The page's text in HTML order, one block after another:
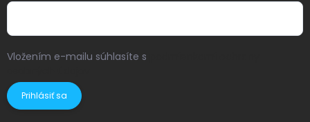
Vložením e-mailu súhlasíte s
Prihlásiť sa